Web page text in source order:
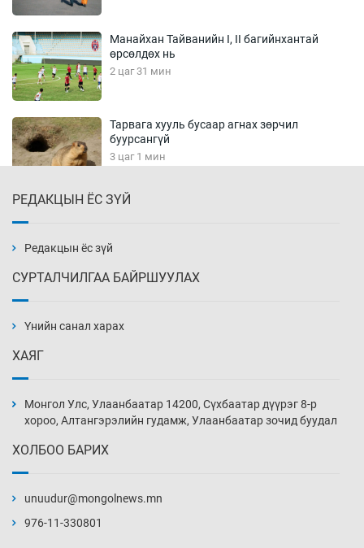
Манайхан Тайванийн I, II багийнхантай
өрсөлдөх нь
2 цаг 31 мин
Тарвага хууль бусаар агнах зөрчил
буурсангүй
3 цаг 1 мин
3 цаг 31 мин
4 цаг 1 мин
4 цаг 31 мин
хэмжээг шинэчлэн тогтоох нь
РЕДАКЦЫН ЁС ЗҮЙ
Редакцын ёс зүй
СУРТАЛЧИЛГАА БАЙРШУУЛАХ
Үнийн санал харах
ХАЯГ
Монгол Улс, Улаанбаатар 14200, Сүхбаатар дүүрэг 8-р
хороо, Алтангэрэлийн гудамж, Улаанбаатар зочид буудал
ХОЛБОО БАРИХ
unuudur@mongolnews.mn
976-11-330801